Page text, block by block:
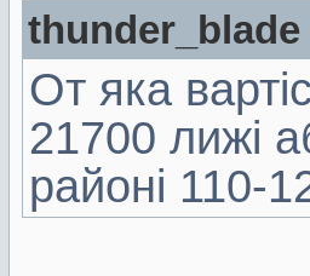
От яка
21700 лижі
районі 110-